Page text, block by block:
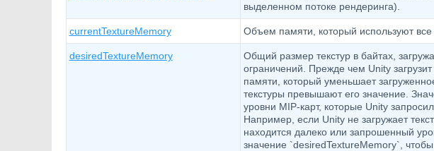
выделенном потоке рендеринга).
currentTextureMemory Объем памяти, который используют все
desiredTextureMemory
Общий размер текстур в байтах,
ограничений. Прежде чем Unity
памяти, который уменьшает
текстуры превышают его значение.
уровни MIP-карт, которые Unity
Например, если Unity не загружает
находится далеко или запрошенный
значение `desiredTextureMemory`,